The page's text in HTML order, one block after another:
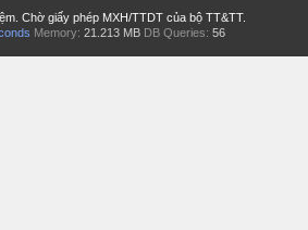
Chờ giấy phép MXH/TTDT của bộ TT&TT.
Memory: 21.213 MB DB Queries: 56